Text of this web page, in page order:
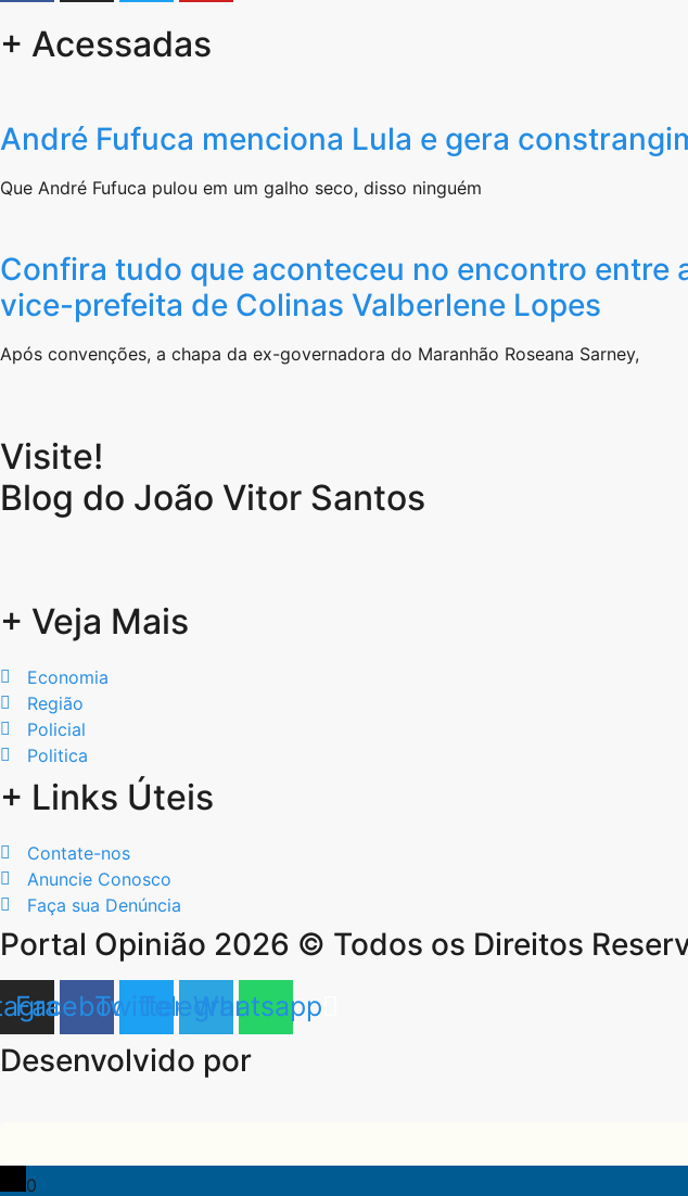
+ Acessadas
André Fufuca menciona Lula e gera
Que André Fufuca pulou em um galho seco, disso ninguém
Confira tudo que aconteceu no encontro entre
vice-prefeita de Colinas Valberlene Lopes
Após convenções, a chapa da ex-governadora do Maranhão Roseana Sarney,
Visite!
Blog do João Vitor Santos
+ Veja Mais
Economia
Região
Policial
Politica
+ Links Úteis
Contate-nos
Anuncie Conosco
Faça sua Denúncia
Portal Opinião 2026 © Todos os Direitos
FacebookTwitterTelegram
Whatsapp
Desenvolvido por
0